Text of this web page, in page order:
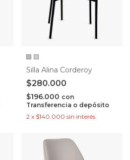
Silla Alina Corderoy
$280.000
$196.000 con
Transferencia o depósito
2 x $140.000 sin interés